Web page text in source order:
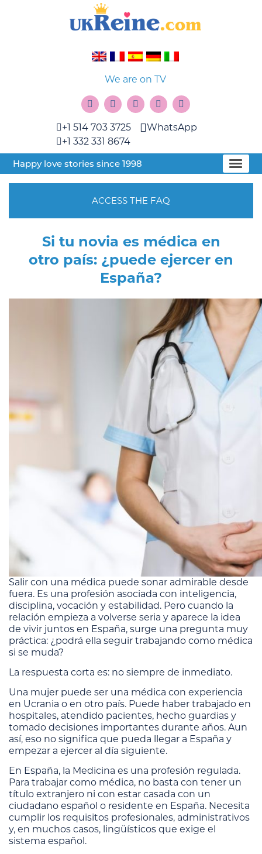
We are on TV
+1 514 703 3725
+1 332 331 8674
WhatsApp
Happy love stories since 1998
ACCESS THE FAQ
Si tu novia es médica en
otro país: ¿puede ejercer en
España?
Salir con una médica puede sonar admirable desde
fuera. Es una profesión asociada con inteligencia,
disciplina, vocación y estabilidad. Pero cuando la
relación empieza a volverse seria y aparece la idea
de vivir juntos en España, surge una pregunta muy
práctica: ¿podrá ella seguir trabajando como médica
si se muda?
La respuesta corta es: no siempre de inmediato.
Una mujer puede ser una médica con experiencia
en Ucrania o en otro país. Puede haber trabajado en
hospitales, atendido pacientes, hecho guardias y
tomado decisiones importantes durante años. Aun
así, eso no significa que pueda llegar a España y
empezar a ejercer al día siguiente.
En España, la Medicina es una profesión regulada.
Para trabajar como médica, no basta con tener un
título extranjero ni con estar casada con un
ciudadano español o residente en España. Necesita
cumplir los requisitos profesionales, administrativos
y, en muchos casos, lingüísticos que exige el
sistema español.